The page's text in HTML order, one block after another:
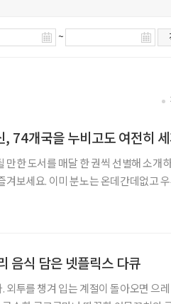
~
74개국을 누비고도 여전히
한 도서를 매달 한 권씩 선별해 소개
고 우루과이 찬양에
음식 담은 넷플릭스 다큐
투를 챙겨 입는 계절이 돌아오면 으